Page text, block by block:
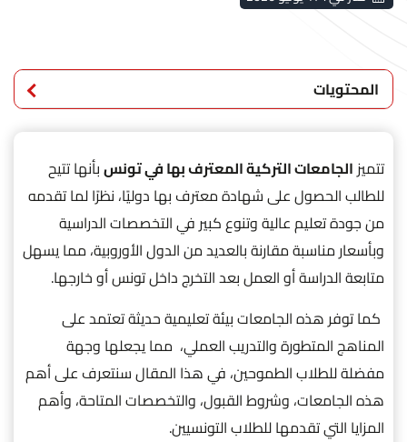
المحتويات
تتميزالجامعات التركية المعترف بها في تونسبأنها تتيح
للطالب الحصول على شهادة معترف بها دوليًا، نظرًا لما تقدمه
من جودة تعليم عالية وتنوع كبير في التخصصات الدراسية
وبأسعار مناسبة مقارنة بالعديد من الدول الأوروبية، مما يسهل
متابعة الدراسة أو العمل بعد التخرج داخل تونس أو خارجها.
كما توفر هذه الجامعات بيئة تعليمية حديثة تعتمد على
المناهج المتطورة والتدريب العملي، مما يجعلها وجهة
مفضلة للطلاب الطموحين، في هذا المقال سنتعرف على أهم
هذه الجامعات، وشروط القبول، والتخصصات المتاحة، وأهم
المزايا التي تقدمها للطلاب التونسيين.